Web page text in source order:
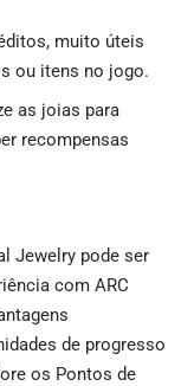
muito úteis
ou itens no jogo.
as joias para
recompensas
Jewelry pode ser
com ARC
de progresso
os Pontos de